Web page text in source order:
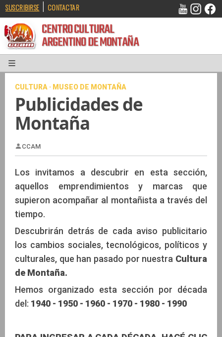
SUSCRIBIRSE | CONTACTAR
CENTRO CULTURAL
ARGENTINO DE MONTAÑA
CULTURA · MUSEO DE MONTAÑA
Publicidades de
Montaña
CCAM
Los invitamos a descubrir en esta sección,
aquellos emprendimientos y marcas que
supieron acompañar al montañista a través del
tiempo.
Descubrirán detrás de cada aviso publicitario
los cambios sociales, tecnológicos, políticos y
culturales, que han pasado por nuestra Cultura
de Montaña.
Hemos organizado esta sección por década
del: 1940 - 1950 - 1960 - 1970 - 1980 - 1990